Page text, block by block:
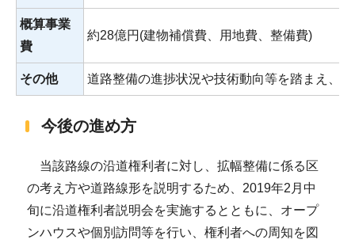
概算事業
費
約28億円(建物補償費、用地費、整備費)
その他 道路整備の進捗状況や技術動向等を踏まえ、
今後の進め方
当該路線の沿道権利者に対し、拡幅整備に係る区
の考え方や道路線形を説明するため、2019年2月中
旬に沿道権利者説明会を実施するとともに、オープ
ンハウスや個別訪問等を行い、権利者への周知を図